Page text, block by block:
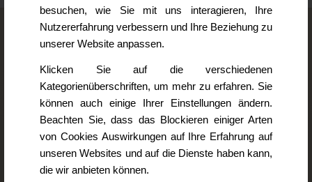
besuchen, wie Sie mit uns interagieren, Ihre
Nutzererfahrung verbessern und Ihre Beziehung zu
unserer Website anpassen.
Klicken Sie auf die verschiedenen
Kategorienüberschriften, um mehr zu erfahren. Sie
können auch einige Ihrer Einstellungen ändern.
Beachten Sie, dass das Blockieren einiger Arten
von Cookies Auswirkungen auf Ihre Erfahrung auf
unseren Websites und auf die Dienste haben kann,
die wir anbieten können.
Logopädie Erika Jakab
Deserweg 21
94447 Plattling
Mobil 0175 / 38 204 38
Tel. 0 99 31 / 91 25 55
Fax 0 99 31 / 90 63 15
www.logopaedie-plattling.de
info@logopaedie-plattling.de